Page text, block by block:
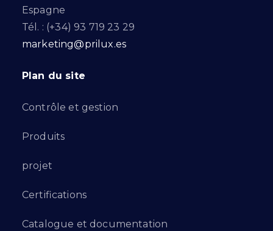
Espagne
Tél. : (+34) 93 719 23 29
marketing@prilux.es
Plan du site
Contrôle et gestion
Produits
projet
Certifications
Catalogue et documentation